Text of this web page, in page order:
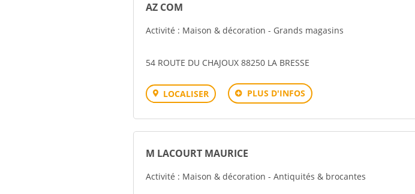
AZ COM
Activité : Maison & décoration - Grands magasins
54 ROUTE DU CHAJOUX 88250 LA BRESSE
LOCALISER PLUS D'INFOS
M LACOURT MAURICE
Activité : Maison & décoration - Antiquités & brocantes